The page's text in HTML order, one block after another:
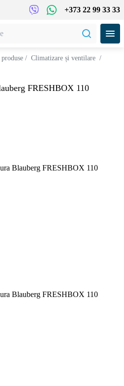
+373 22 99 33 33
/ Climatizare și ventilare /
FRESHBOX 110